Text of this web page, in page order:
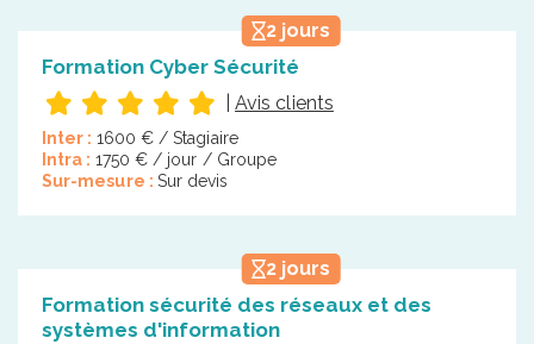
2 jours
Formation Cyber Sécurité
Avis clients
Inter : 1600 € / Stagiaire
Intra : 1750 € / jour / Groupe
Sur-mesure : Sur devis
2 jours
Formation sécurité des réseaux et des
systèmes d'information